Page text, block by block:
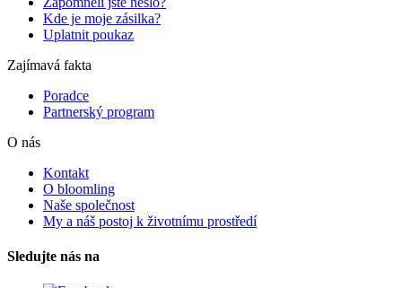
Kde je moje zásilka?
Uplatnit poukaz
Zajímavá fakta
Poradce
Partnerský program
O nás
Kontakt
O bloomling
Naše společnost
My a náš postoj k životnímu prostředí
Sledujte nás na